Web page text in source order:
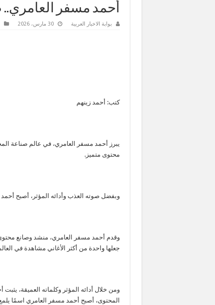
أحمد مسفر
بوابة الاخبار العربية 30 مارس، 2026
كتب: أحمد زينهم
يبرز أحمد مسفر العامري، في عالم صناعة
محتوى متميز.
وبفضل صوته العذب وأدائه المؤثر، أصبح
جعلها واحدة من أكثر الأغاني مشاهدة في
ومن خلال أدائه المؤثر وكلماته العميقة،
المحتوى، أصبح أحمد مسفر العامري اسمًا